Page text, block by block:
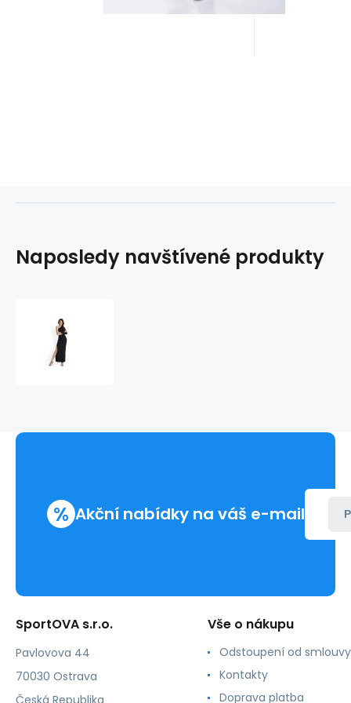
Naposledy navštívené produkty
% Akční nabídky na váš e-mail
SportOVA s.r.o.
Pavlovova 44
70030 Ostrava
Česká Republika
Vše o nákupu
Odstoupení od smlouvy
Kontakty
Doprava platba